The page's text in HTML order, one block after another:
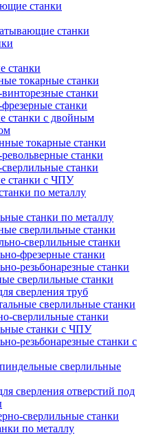
станки
станки
станки
токарные станки
станки
станки
станки с двойным
токарные станки
станки
станки
станки с ЧПУ
по металлу
станки по металлу
сверлильные станки
сверлильные станки
фрезерные станки
резьбонарезные станки
сверлильные станки
сверления труб
сверлильные станки
сверлильные станки
станки с ЧПУ
резьбонарезные станки с
сверлильные
сверления отверстий под
сверлильные станки
по металлу